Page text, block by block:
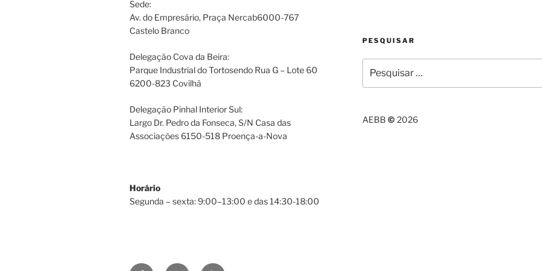
Sede:
Av. do Empresário, Praça Nercab6000-767
Castelo Branco
Delegação Cova da Beira:
Parque Industrial do Tortosendo Rua G – Lote 60
6200-823 Covilhã
Delegação Pinhal Interior Sul:
Largo Dr. Pedro da Fonseca, S/N Casa das
Associações 6150-518 Proença-a-Nova
Horário
Segunda – sexta: 9:00–13:00 e das 14:30-18:00
PESQUISAR
por:
AEBB © 2026